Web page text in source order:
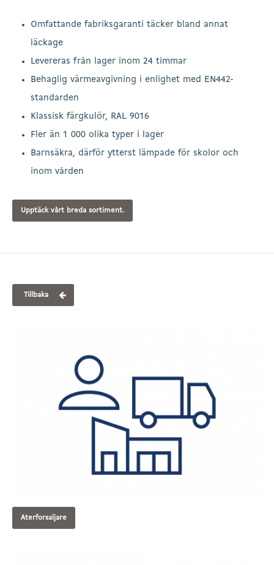
Omfattande fabriksgaranti täcker bland annat
läckage
Levereras från lager inom 24 timmar
Behaglig värmeavgivning i enlighet med EN442-
standarden
Klassisk färgkulör, RAL 9016
Fler än 1 000 olika typer i lager
Barnsäkra, därför ytterst lämpade för skolor och
inom vården
Upptäck vårt breda sortiment.
Tillbaka
Aterforsaljare